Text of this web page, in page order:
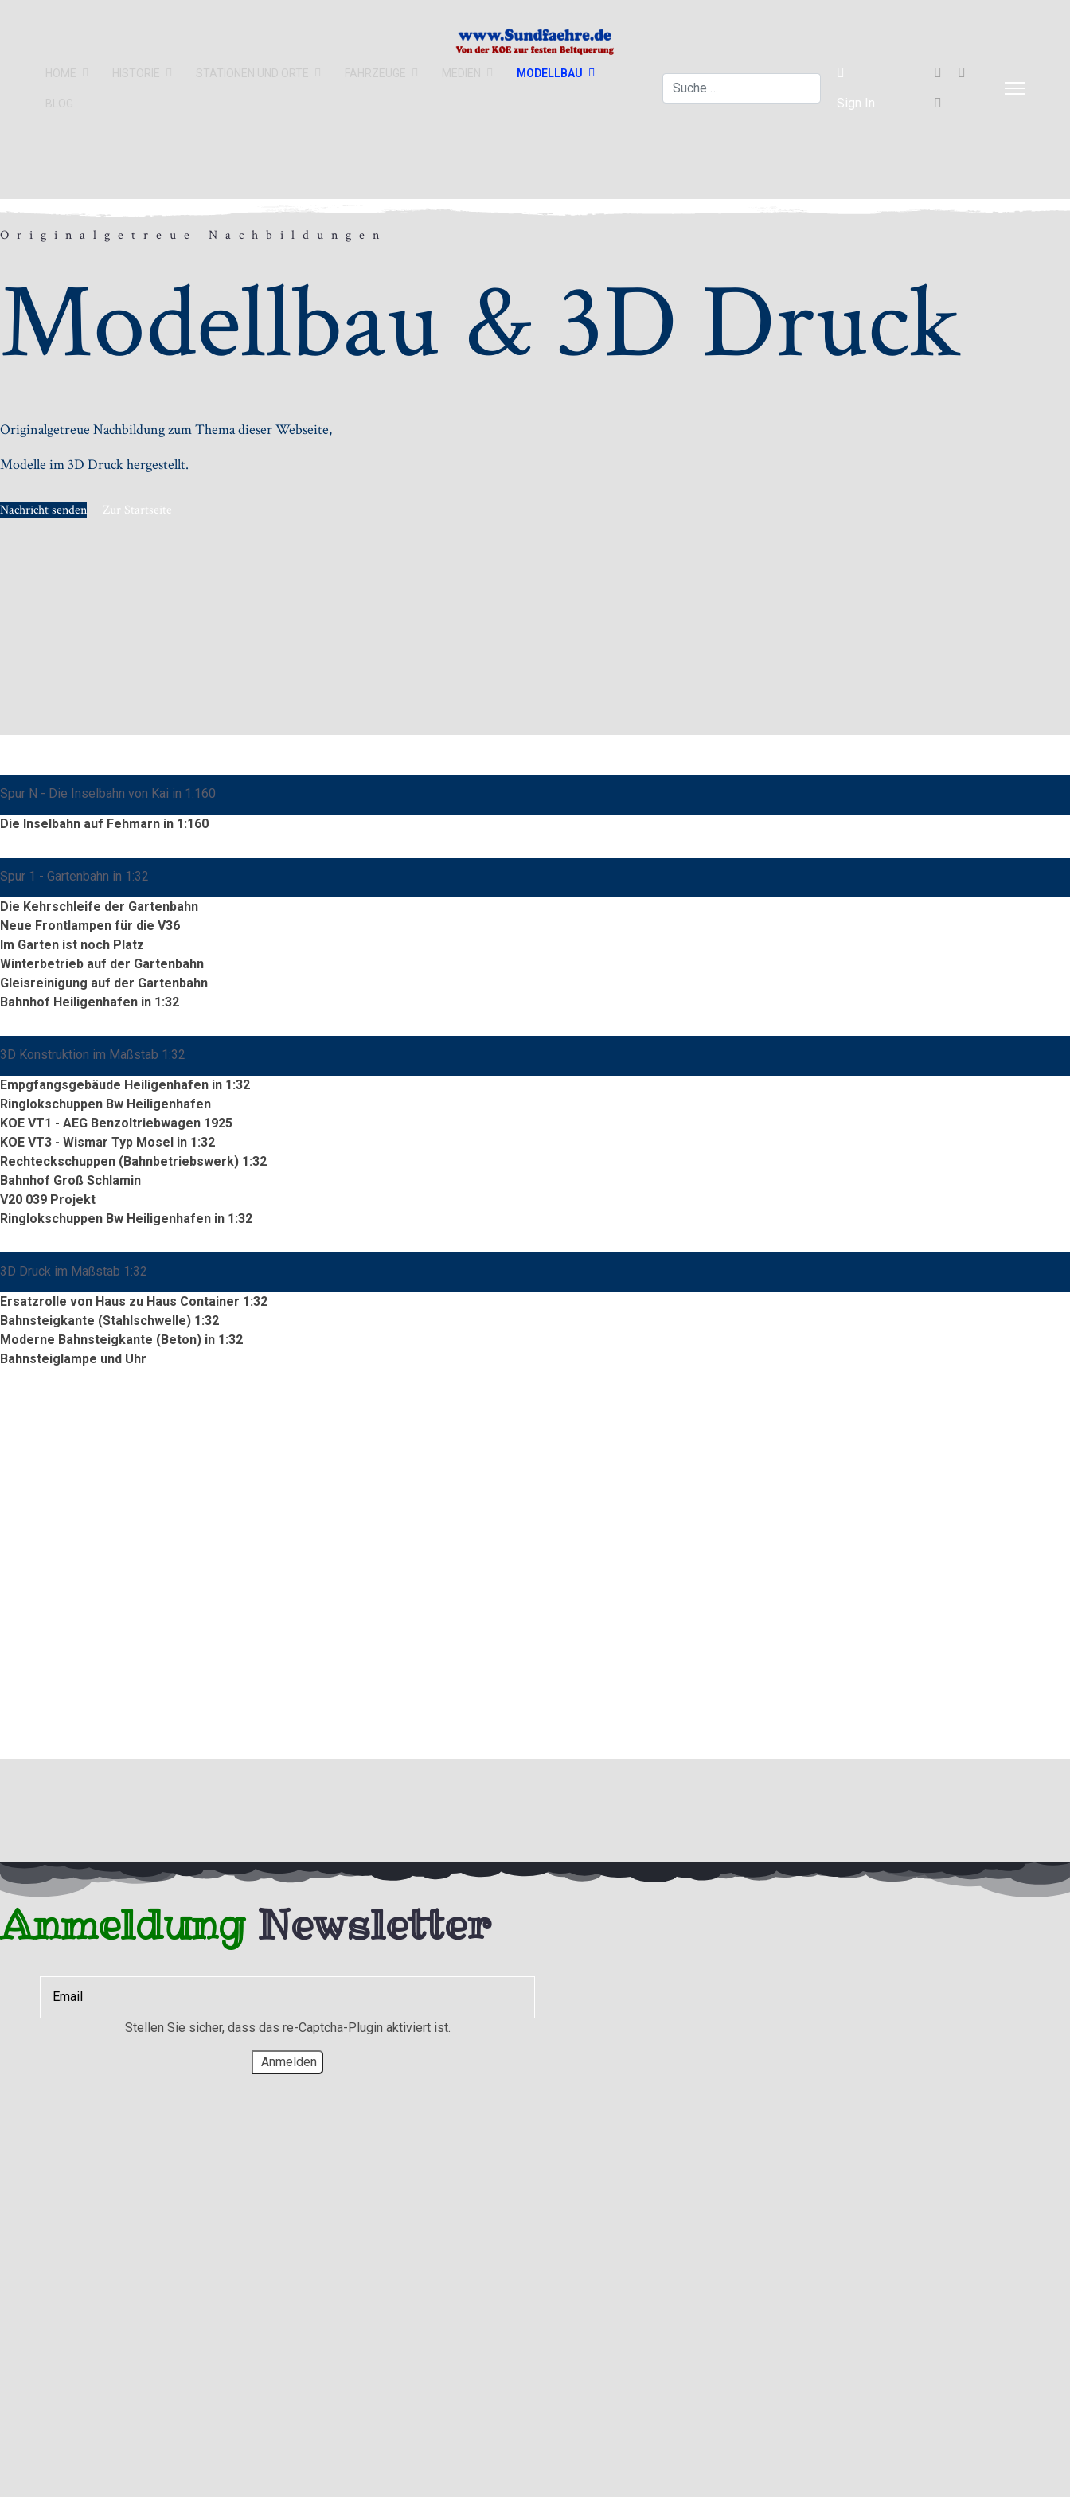
MODELLBAU
Suchen
Sign In
Originalgetreue Nachbildungen
Modellbau & 3D Druck
Originalgetreue Nachbildung zum Thema dieser Webseite,
Modelle im 3D Druck hergestellt.
Nachricht senden Zur Startseite
Spur N - Die Inselbahn von Kai in 1:160
Die Inselbahn auf Fehmarn in 1:160
Spur 1 - Gartenbahn in 1:32
Die Kehrschleife der Gartenbahn
Neue Frontlampen für die V36
Im Garten ist noch Platz
Winterbetrieb auf der Gartenbahn
Gleisreinigung auf der Gartenbahn
Bahnhof Heiligenhafen in 1:32
3D Konstruktion im Maßstab 1:32
Empgfangsgebäude Heiligenhafen in 1:32
Ringlokschuppen Bw Heiligenhafen
KOE VT1 - AEG Benzoltriebwagen 1925
KOE VT3 - Wismar Typ Mosel in 1:32
Rechteckschuppen (Bahnbetriebswerk) 1:32
Bahnhof Groß Schlamin
V20 039 Projekt
Ringlokschuppen Bw Heiligenhafen in 1:32
3D Druck im Maßstab 1:32
Ersatzrolle von Haus zu Haus Container 1:32
Bahnsteigkante (Stahlschwelle) 1:32
Moderne Bahnsteigkante (Beton) in 1:32
Bahnsteiglampe und Uhr
Anmeldung Newsletter
Stellen Sie sicher, dass das re-Captcha-Plugin aktiviert ist.
Anmelden